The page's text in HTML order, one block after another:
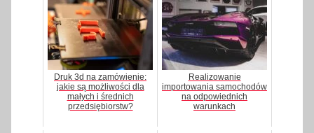
Druk 3d na zamówienie:
jakie są możliwości dla
małych i średnich
przedsiębiorstw?
Realizowanie
importowania samochodów
na odpowiednich
warunkach